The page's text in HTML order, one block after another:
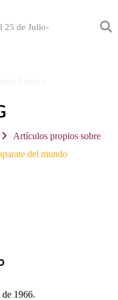
Artículos propios sobre
del mundo
de 1966.